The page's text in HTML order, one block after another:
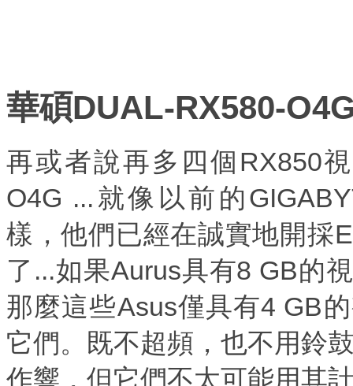
華碩DUAL-RX580-
再或者說再多四個RX850
O4G ...就像以前的
樣，他們已經在誠實地開採
了...如果Aurus具有8 GB的
那麼這些Asus僅具有4 GB
它們。既不超頻，也不用鈴
作響，但它們不太可能用其